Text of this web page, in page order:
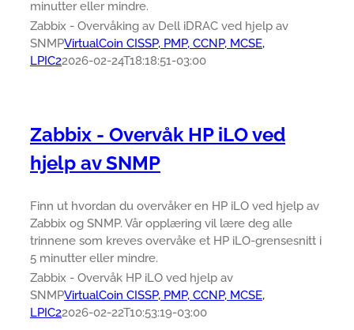
minutter eller mindre.
Zabbix - Overvåking av Dell iDRAC ved hjelp av
SNMPVirtualCoin CISSP, PMP, CCNP, MCSE,
LPIC22026-02-24T18:18:51-03:00
Zabbix - Overvåk HP iLO ved
hjelp av SNMP
Finn ut hvordan du overvåker en HP iLO ved hjelp av
Zabbix og SNMP. Vår opplæring vil lære deg alle
trinnene som kreves overvåke et HP iLO-grensesnitt i
5 minutter eller mindre.
Zabbix - Overvåk HP iLO ved hjelp av
SNMPVirtualCoin CISSP, PMP, CCNP, MCSE,
LPIC22026-02-22T10:53:19-03:00